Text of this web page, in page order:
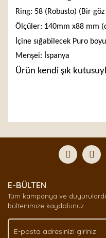
Ring: 58 (Robusto) (Bir
Ölçüler: 140mm x88 mm
İçine sığabilecek Puro
Menşei: İspanya
Ürün kendi şık
formunu kullanarak
Görüş ve önerileriniz
Ürün açıklamasında
Ürün bilgilerinde hatalar
Bu ürüne benzer farklı
E-BÜLTEN
Tüm kampanya ve
bültenimize kaydolunuz.